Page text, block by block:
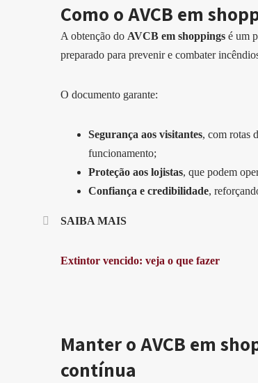
Como o AVCB em
A obtenção do AVCB em shoppings é um
preparado para prevenir e combater
O documento garante:
Segurança aos visitantes, com rotas
funcionamento;
Proteção aos lojistas, que podem
Confiança e credibilidade,
SAIBA MAIS
Extintor vencido: veja o que fazer
Manter o AVCB em
contínua